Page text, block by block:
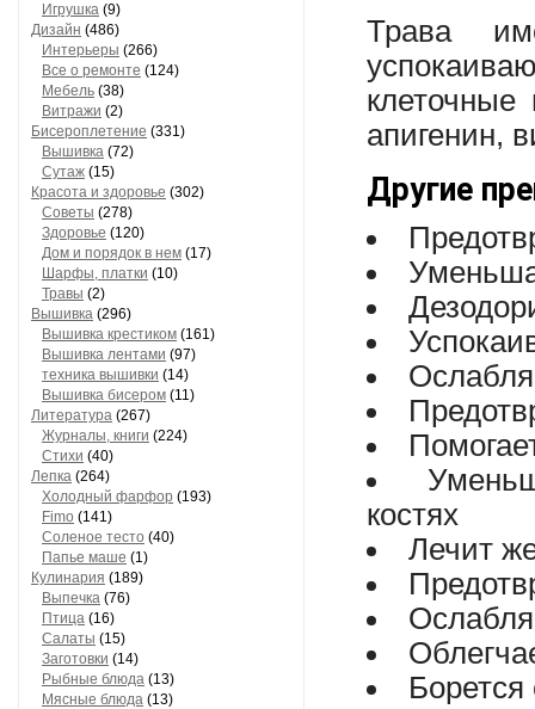
Игрушка (9)
Дизайн (486)
Интерьеры (266)
Все о ремонте (124)
Мебель (38)
Витражи (2)
Бисероплетение (331)
Вышивка (72)
Сутаж (15)
Красота и здоровье (302)
Советы (278)
Здоровье (120)
Дом и порядок в нем (17)
Шарфы, платки (10)
Травы (2)
Вышивка (296)
Вышивка крестиком (161)
Вышивка лентами (97)
техника вышивки (14)
Вышивка бисером (11)
Литература (267)
Журналы, книги (224)
Стихи (40)
Лепка (264)
Холодный фарфор (193)
Fimo (141)
Соленое тесто (40)
Папье маше (1)
Кулинария (189)
Выпечка (76)
Птица (16)
Салаты (15)
Заготовки (14)
Рыбные блюда (13)
Мясные блюда (13)
Трава
клеточные
апигенин,
Другие
костях
Лечит